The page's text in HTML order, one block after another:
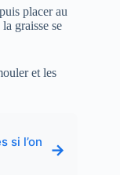
placer au
graisse se
et les
si l’on
→